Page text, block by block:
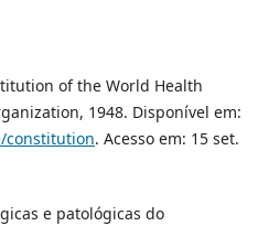
of the World Health
1948. Disponível em:
constitution. Acesso em: 15 set.
e patológicas do